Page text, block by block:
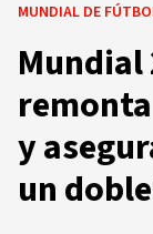
MUNDIAL DE
Mundial
y
un